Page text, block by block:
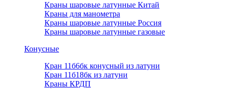
Краны шаровые латунные Китай
Краны для манометра
Краны шаровые латунные Россия
Краны шаровые латунные газовые
Конусные
Кран 11б6бк конусный из латуни
Кран 11б18бк из латуни
Краны КРДП